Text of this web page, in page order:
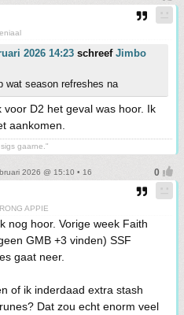
2026 14:23 schreef Jimbo
wat season refreshes na
D2 het geval was hoor. Ik
aankomen.
gaarne."
2026 @ 15:10 • 16
APPIE
nog hoor. Vorige week Faith
GMB +3 vinden) SSF
gaat neer.
of ik inderdaad extra stash
Dat zou echt enorm veel